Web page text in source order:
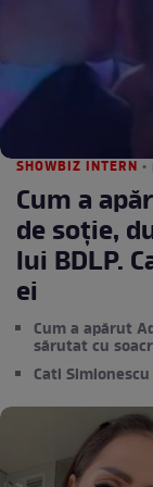
SHOWBIZ INTERN
Cum a
de soție,
lui BDLP.
ei
Cum a apărut
sărutat cu
Cati